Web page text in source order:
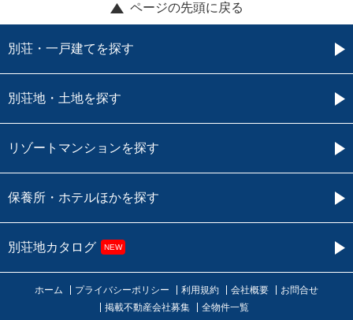
ページの先頭に戻る
別荘・一戸建てを探す
別荘地・土地を探す
リゾートマンションを探す
保養所・ホテルほかを探す
別荘地カタログ NEW
ホーム プライバシーポリシー 利用規約 会社概要
お問合せ
掲載不動産会社募集
全物件一覧